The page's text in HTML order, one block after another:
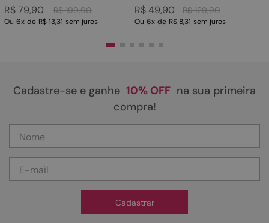
R$ 199,90
R$79,90
Ou 6x de R$ 13,31 sem juros
R$ 129,90
R$49,90
Ou 6x de R$ 8,31 sem juros
Cadastre-se e ganhe 10% OFF na sua primeira
compra!
Cadastrar